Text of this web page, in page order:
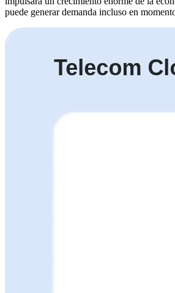
puede generar demanda incluso en